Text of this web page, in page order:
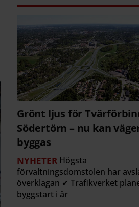
Grönt ljus för
Södertörn – nu kan
byggas
NYHETER Högsta
förvaltningsdomstolen har
överklagan ✔ Trafikverket
byggstart i år